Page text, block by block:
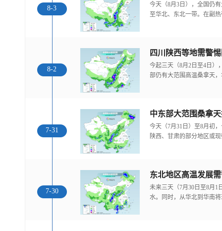
8-3
今天（8月3日），全国仍
至华北、东北一带。在副
8-2
今起三天（8月2日至4日）
部仍有大范围高温桑拿天
7-31
中东部大范围桑拿
今天（7月31日）至8月初
陕西、甘肃的部分地区或
7-30
东北地区高温发展
未来三天（7月30日至8月1
水。同时，从华北到华南